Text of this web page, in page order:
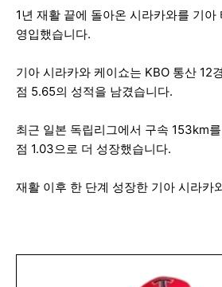
1년 재활 끝에 돌아온 시라카와를 기아
영입했습니다.
기아 시라카와 케이쇼는 KBO 통산 12
점 5.65의 성적을 남겼습니다.
최근 일본 독립리그에서 구속 153km
점 1.03으로 더 성장했습니다.
재활 이후 한 단계 성장한 기아 시라카